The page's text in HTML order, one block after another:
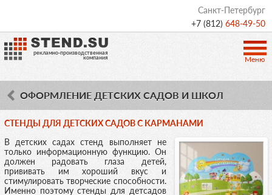
рекламно-производственная
компания
Санкт-Петербург
+7 (812)648-49-50
Меню
ОФОРМЛЕНИЕ ДЕТСКИХ САДОВ И ШКОЛ
СТЕНДЫ ДЛЯ ДЕТСКИХ САДОВ С КАРМАНАМИ
В детских садах стенд выполняет не
только информационную функцию. Он
должен радовать глаза детей,
прививать им хороший вкус и
стимулировать творческие способности.
Именно поэтому стенды для детсадов